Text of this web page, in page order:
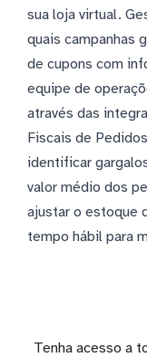
sua loja virtual.
quais campanhas
de cupons com
equipe de
através das
Fiscais de
identificar
valor médio dos
ajustar o estoque
tempo hábil para
Tenha acesso a